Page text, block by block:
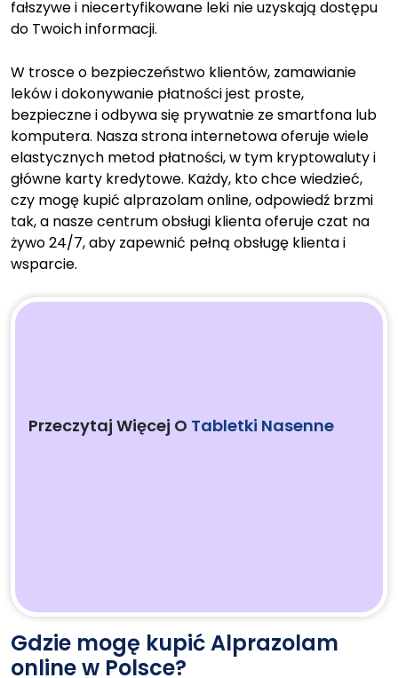
fałszywe i niecertyfikowane leki nie uzyskają dostępu
do Twoich informacji.
W trosce o bezpieczeństwo klientów, zamawianie
leków i dokonywanie płatności jest proste,
bezpieczne i odbywa się prywatnie ze smartfona lub
komputera. Nasza strona internetowa oferuje wiele
elastycznych metod płatności, w tym kryptowaluty i
główne karty kredytowe. Każdy, kto chce wiedzieć,
czy mogę kupić alprazolam online, odpowiedź brzmi
tak, a nasze centrum obsługi klienta oferuje czat na
żywo 24/7, aby zapewnić pełną obsługę klienta i
wsparcie.
Przeczytaj Więcej O Tabletki Nasenne
Gdzie mogę kupić Alprazolam
online w Polsce?